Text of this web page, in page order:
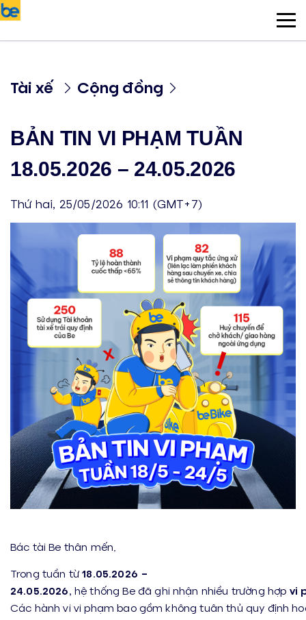
Tài xế Cộng đồng
BẢN TIN VI PHẠM TUẦN
18.05.2026 – 24.05.2026
Thứ hai, 25/05/2026 10:11 (GMT+7)
Bác tài Be thân mến,
Trong tuần từ18.05.2026 –
24.05.2026, hệ thống Be đã ghi nhận nhiều trường hợp vi
Các hành vi vi phạm bao gồm không tuân thủ quy định